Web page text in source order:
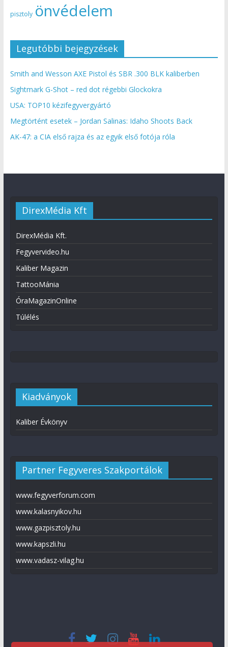
pisztoly önvédelem
Legutóbbi bejegyzések
Smith and Wesson AXE Pistol és SBR .300 BLK kaliberben
Sightmark G-Shot – red dot régebbi Glockokra
USA: TOP10 kézifegyvergyártó
Megtörtént esetek – Jordan Salinas: Idaho Shoots Back
AK-47: a CIA első rajza és az egyik első fotója róla
DirexMédia Kft
DirexMédia Kft.
Fegyvervideo.hu
Kaliber Magazin
TattooMánia
ÓraMagazinOnline
Túlélés
Kiadványok
Kaliber Évkönyv
Partner Fegyveres Szakportálok
www.fegyverforum.com
www.kalasnyikov.hu
www.gazpisztoly.hu
www.kapszli.hu
www.vadasz-vilag.hu